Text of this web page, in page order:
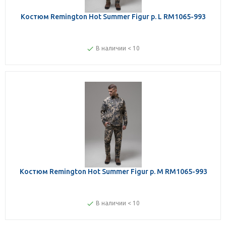
Костюм Remington Hot Summer Figur р. L RM1065-993
В наличии < 10
Костюм Remington Hot Summer Figur р. M RM1065-993
В наличии < 10